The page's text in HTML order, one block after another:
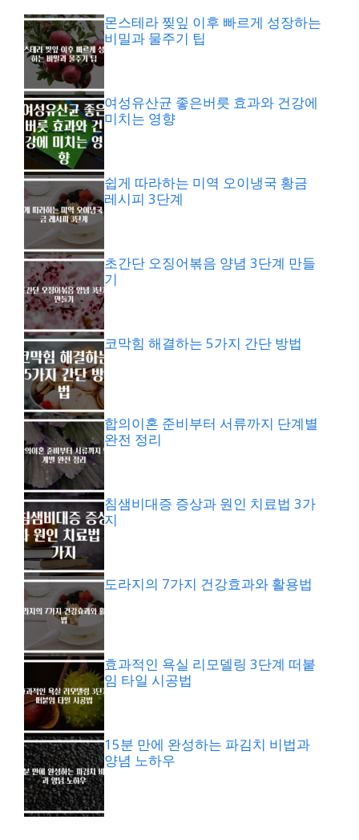
몬스테라 찢잎 이후 빠르게 성장하는
비밀과 물주기 팁
여성유산균 좋은버릇 효과와 건강에
미치는 영향
쉽게 따라하는 미역 오이냉국 황금
레시피 3단계
초간단 오징어볶음 양념 3단계 만들
기
코막힘 해결하는 5가지 간단 방법
합의이혼 준비부터 서류까지 단계별
완전 정리
침샘비대증 증상과 원인 치료법 3가
지
도라지의 7가지 건강효과와 활용법
효과적인 욕실 리모델링 3단계 떠붙
임 타일 시공법
15분 만에 완성하는 파김치 비법과
양념 노하우